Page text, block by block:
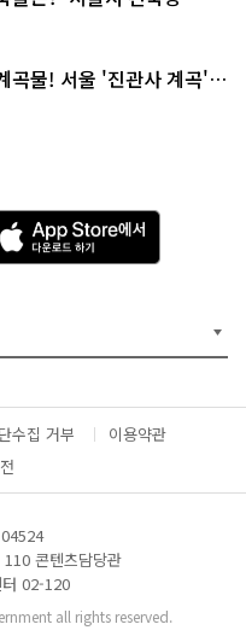
곡물! 서울 '진관사 계곡'이
A
p
p
e
서
다
운
드
수집 거부
이용약관
콘텐츠담당관
02-120
all rights reserved.